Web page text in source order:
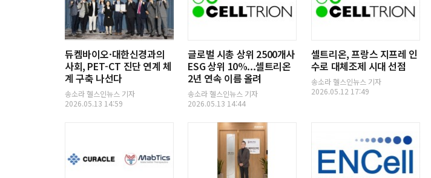
영
역
록
기
형
듀켐바이오·대한신경과의
사회, PET-CT 진단 연계 체
계 구축 나선다
송소라 헬스인뉴스 기자
2026.05.13 14:59
글로벌 시총 상위 2500개사
ESG 상위 10%...셀트리온
2년 연속 이름 올려
송소라 헬스인뉴스 기자
2026.05.13 14:44
셀트리온, 프랑스 지프레 인
수로 대체조제 시대 선점
송소라 헬스인뉴스 기자
2026.05.12 17:49